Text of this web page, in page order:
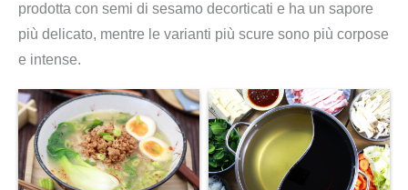
prodotta con semi di sesamo decorticati e ha un sapore
più delicato, mentre le varianti più scure sono più corpose
e intense.